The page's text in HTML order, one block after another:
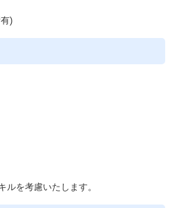
)
を考慮いたします。